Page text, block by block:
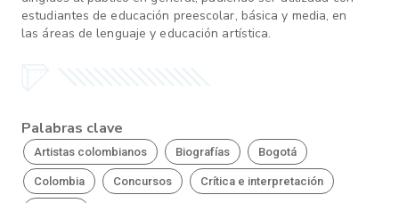
estudiantes de educación preescolar, básica y media, en
las áreas de lenguaje y educación artística.
Palabras clave
Artistas colombianos Biografías Bogotá
Colombia Concursos Crítica e interpretación